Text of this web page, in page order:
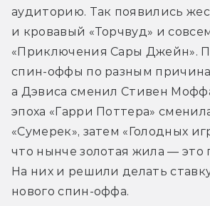
аудиторию. Так появились
и кровавый «Торчвуд» и
«Приключения Сары Джейн».
спин-оффы по разным
а Дэвиса сменил Стивен
эпоха «Гарри Поттера»
«Сумерек», затем «Голодных
что нынче золотая жила — это
На них и решили делать
нового спин-оффа.